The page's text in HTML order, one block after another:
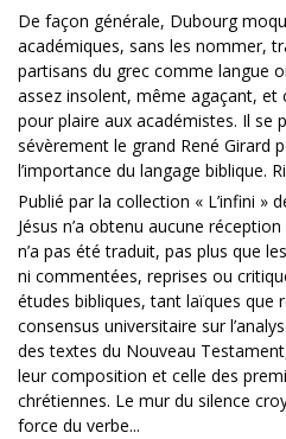
De façon générale, Dubourg
académiques, sans les nommer,
partisans du grec comme langue
assez insolent, même agaçant, et
pour plaire aux académistes. Il se
sévèrement le grand René Girard
l’importance du langage biblique.
Publié par la collection « L’infini »
Jésus n’a obtenu aucune
n’a pas été traduit, pas plus que
ni commentées, reprises ou
études bibliques, tant laïques que
consensus universitaire sur
des textes du Nouveau
leur composition et celle des
chrétiennes. Le mur du silence
force du verbe...